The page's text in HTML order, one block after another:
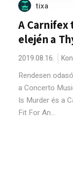
tixa
A Carnifex
elején a
2019.08.16.
Rendesen
a Concerto
Is Murder és a
Fit For An...